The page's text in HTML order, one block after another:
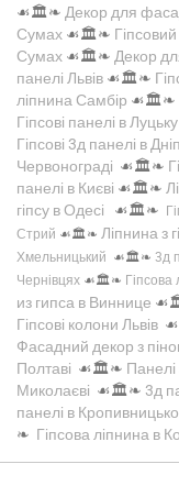
☙🏛️❧ Декор для
Сумах ☙🏛️❧
Сумах ☙🏛️❧ Декор
панелі Львів ☙🏛️❧
ліпнина Самбір ☙🏛️❧
Гіпсові панелі в Луцьку
Гіпсові 3д панелі в
Червонограді ☙🏛️❧
панелі в Києві ☙🏛️❧
гіпсу в Одесі ☙🏛️❧
Стрий ☙🏛️❧ Ліпнина з
Хмельницький ☙🏛️❧ 3д
Чернівцях ☙🏛️❧ Гіпсова
из гипса в Виннице
Гіпсові колони Львів
Фасадний декор з
Полтаві ☙🏛️❧ Панелі
Миколаєві ☙🏛️❧ 3д
панелі в
❧ Гіпсова ліпнина в